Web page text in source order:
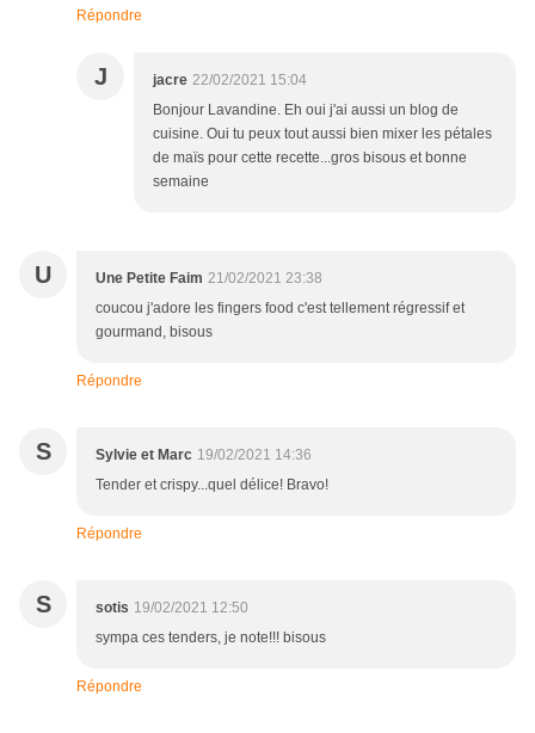
Répondre
J jacre 22/02/2021 15:04
Bonjour Lavandine. Eh oui j'ai aussi un blog de
cuisine. Oui tu peux tout aussi bien mixer les pétales
de maïs pour cette recette...gros bisous et bonne
semaine
U Une Petite Faim 21/02/2021 23:38
coucou j'adore les fingers food c'est tellement régressif et
gourmand, bisous
Répondre
S Sylvie et Marc 19/02/2021 14:36
Tender et crispy...quel délice! Bravo!
Répondre
S sotis 19/02/2021 12:50
sympa ces tenders, je note!!! bisous
Répondre